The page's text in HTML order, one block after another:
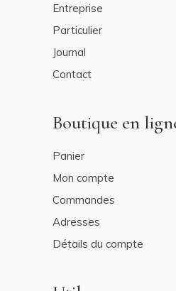
Entreprise
Particulier
Journal
Contact
Boutique en
Panier
Mon compte
Commandes
Adresses
Détails du compte